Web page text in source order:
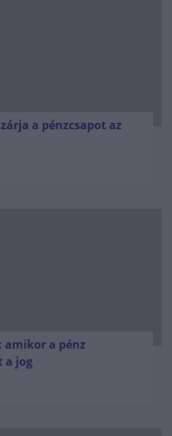
a pénzcsapot az
amikor a pénz
a jog